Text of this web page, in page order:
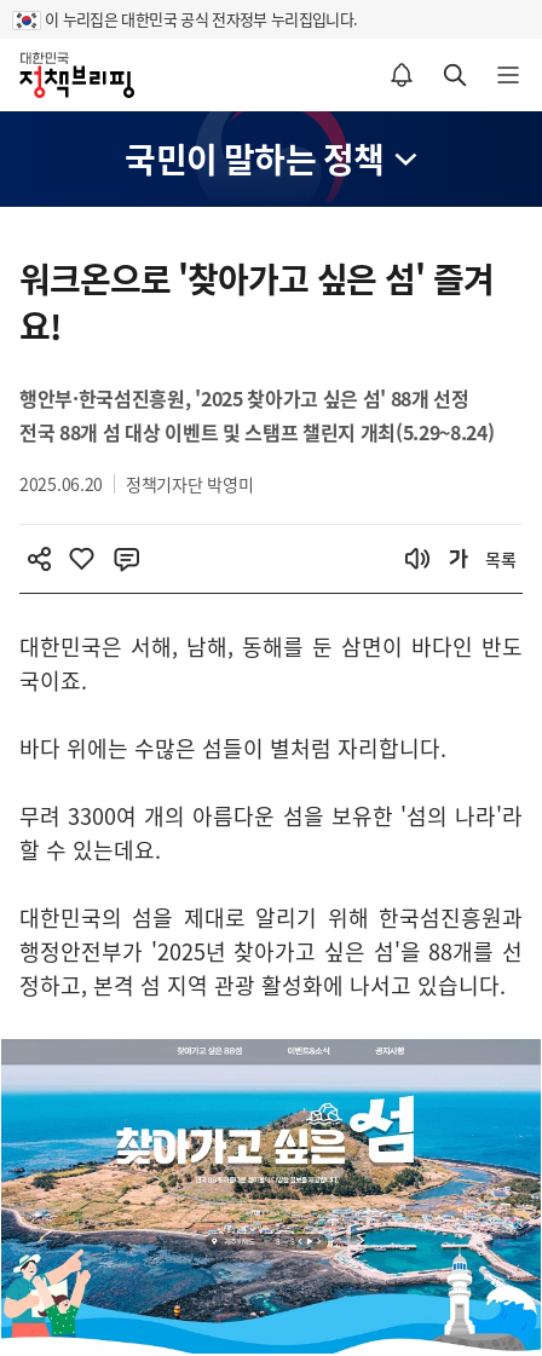
이 누리집은 대한민국 공식 전자정부 누리집입니다.
홈
알림설정 바로가기 검색 바로가기 메뉴 열기
국민이 말하는 정책
텐
츠
영
워크온으로 '찾아가고 싶은 섬' 즐겨
요!
행안부·한국섬진흥원, '2025 찾아가고 싶은 섬' 88개 선정
전국 88개 섬 대상 이벤트 및 스탬프 챌린지 개최(5.29~8.24)
2025.06.20 정책기자단 박영미
목록
대한민국은 서해, 남해, 동해를 둔 삼면이 바다인 반도
국이죠.
바다 위에는 수많은 섬들이 별처럼 자리합니다.
무려 3300여 개의 아름다운 섬을 보유한 '섬의 나라'라
할 수 있는데요.
대한민국의 섬을 제대로 알리기 위해 한국섬진흥원과
행정안전부가 '2025년 찾아가고 싶은 섬'을 88개를 선
정하고, 본격 섬 지역 관광 활성화에 나서고 있습니다.